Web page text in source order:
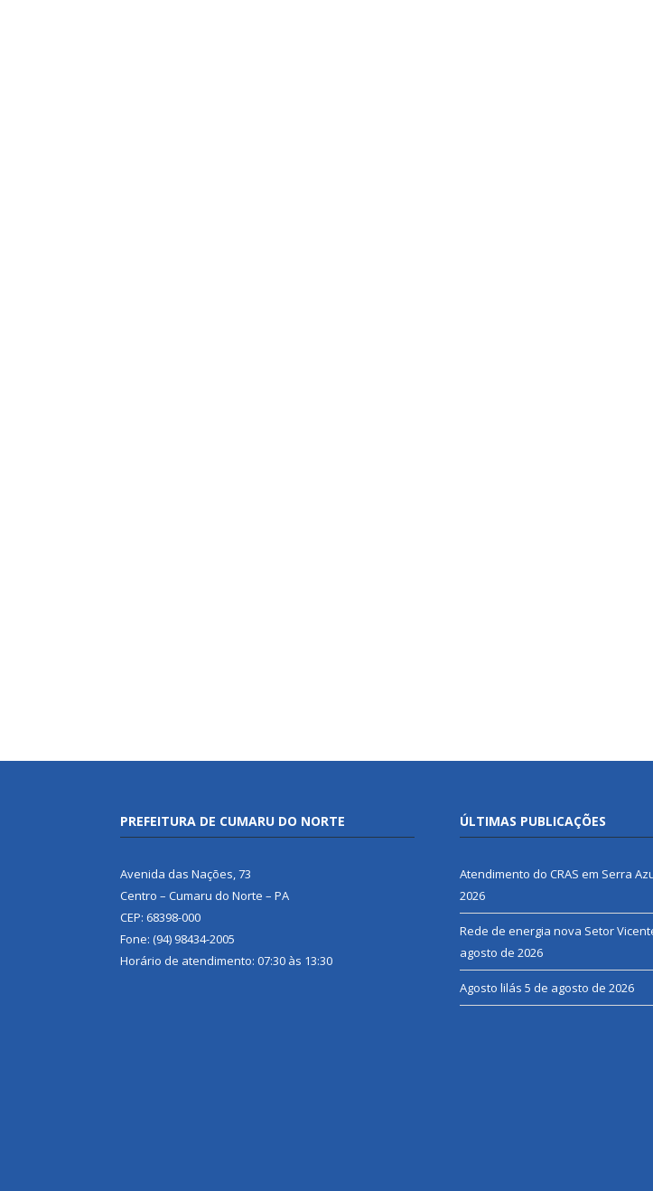
PREFEITURA DE CUMARU DO NORTE
Avenida das Nações, 73
Centro – Cumaru do Norte – PA
CEP: 68398-000
Fone: (94) 98434-2005
Horário de atendimento: 07:30 às 13:30
ÚLTIMAS PUBLICAÇÕES
Atendimento do CRAS em Serra
2026
Rede de energia nova Setor
agosto de 2026
Agosto lilás 5 de agosto de 2026